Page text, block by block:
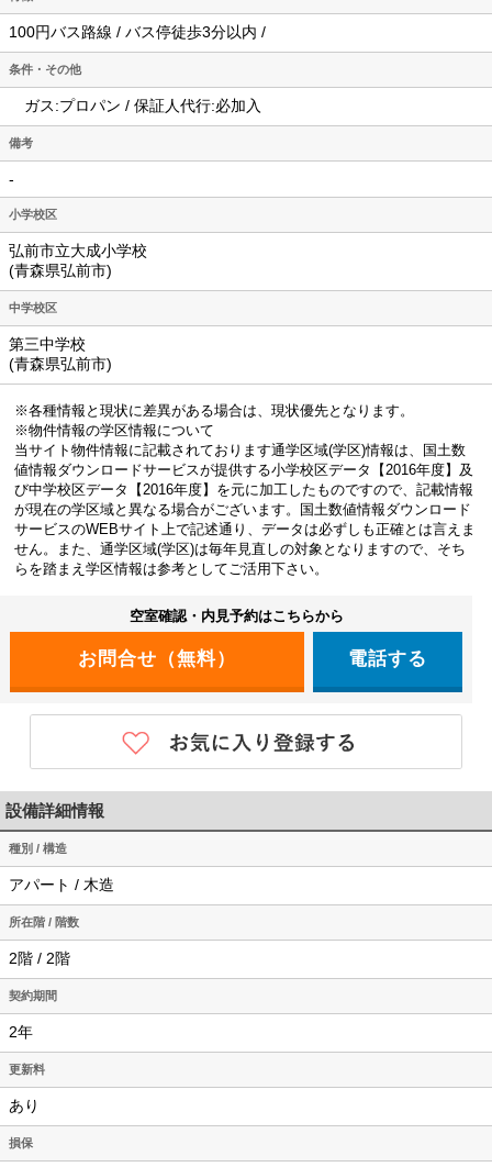
100円バス路線 / バス停徒歩3分以内 /
条件・その他
ガス:プロパン / 保証人代行:必加入
備考
-
小学校区
弘前市立大成小学校
(青森県弘前市)
中学校区
第三中学校
(青森県弘前市)
※各種情報と現状に差異がある場合は、現状優先となります。
※物件情報の学区情報について
当サイト物件情報に記載されております通学区域(学区)情報は、国土数
値情報ダウンロードサービスが提供する小学校区データ【2016年度】及
び中学校区データ【2016年度】を元に加工したものですので、記載情報
が現在の学区域と異なる場合がございます。国土数値情報ダウンロード
サービスのWEBサイト上で記述通り、データは必ずしも正確とは言えま
せん。また、通学区域(学区)は毎年見直しの対象となりますので、そち
らを踏まえ学区情報は参考としてご活用下さい。
空室確認・内見予約はこちらから
電話する
設備詳細情報
種別 / 構造
アパート / 木造
所在階 / 階数
2階 / 2階
契約期間
2年
更新料
あり
損保